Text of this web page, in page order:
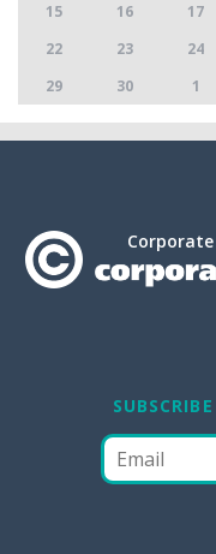
15
16 17
22
23 24
29
30 1